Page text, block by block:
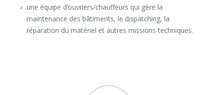
une équipe d’ouvriers/chauffeurs qui gère la
maintenance des bâtiments, le dispatching, la
réparation du matériel et autres missions techniques.